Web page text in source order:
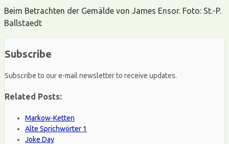
Beim Betrachten der Gemälde von James Ensor. Foto: St.-P.
Ballstaedt
Subscribe
Subscribe to our e-mail newsletter to receive updates.
Related Posts:
Markow-Ketten
Alte Sprichwörter 1
Joke Day